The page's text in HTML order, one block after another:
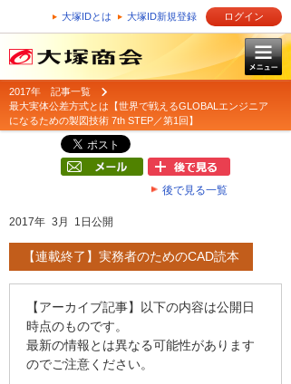
大塚IDとは 大塚ID新規登録 ログイン
2017年 記事一覧
最大実体公差方式とは【世界で戦えるGLOBALエンジニア
になるための製図技術 7th STEP／第1回】
後で見る一覧
2017年 3月 1日公開
【連載終了】実務者のためのCAD読本
【アーカイブ記事】以下の内容は公開日
時点のものです。
最新の情報とは異なる可能性があります
のでご注意ください。